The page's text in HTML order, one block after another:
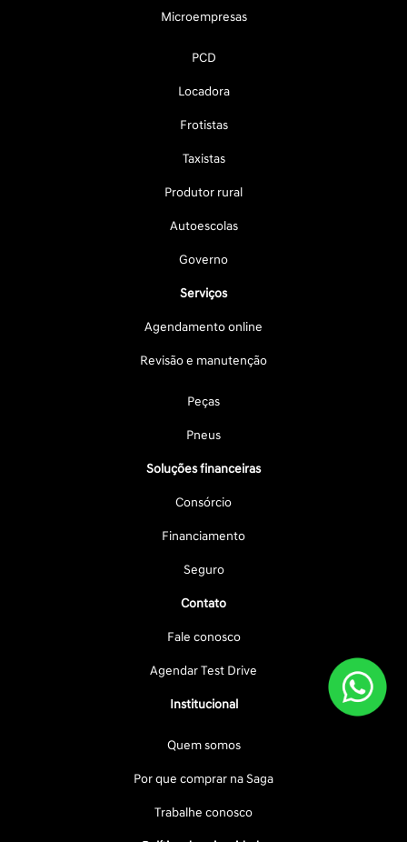
Microempresas
PCD
Locadora
Frotistas
Taxistas
Produtor rural
Autoescolas
Governo
Serviços
Agendamento online
Revisão e manutenção
Peças
Pneus
Soluções financeiras
Consórcio
Financiamento
Seguro
Contato
Fale conosco
Agendar Test Drive
Institucional
Quem somos
Por que comprar na Saga
Trabalhe conosco